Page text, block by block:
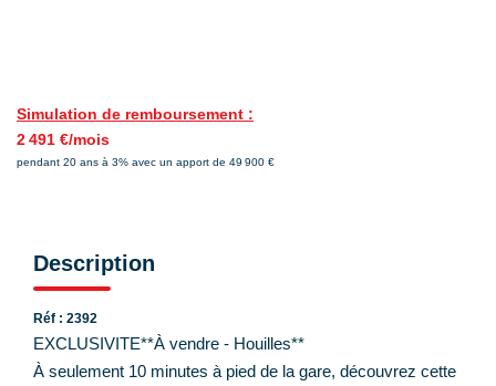
Simulation de remboursement :
2 491 €/mois
pendant 20 ans à 3% avec un apport de 49 900 €
Description
Réf : 2392
EXCLUSIVITE**À vendre - Houilles**
À seulement 10 minutes à pied de la gare, découvrez cette